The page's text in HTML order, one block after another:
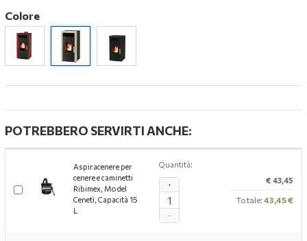
Colore
POTREBBERO SERVIRTI ANCHE:
Aspiracenere per
cenere e caminetti
Ribimex, Model
Cenetì, Capacità 15
L
Quantità:
-
+ € 43,45
Totale: 43,45 €